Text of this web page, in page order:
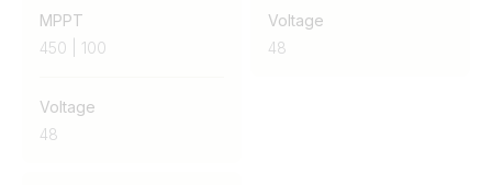
MPPT
450 | 100
Voltage
48
Voltage
48